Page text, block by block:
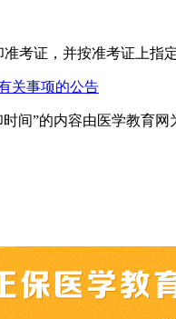
考证，并按准考证上指
关事项的公告
间”的内容由医学教育